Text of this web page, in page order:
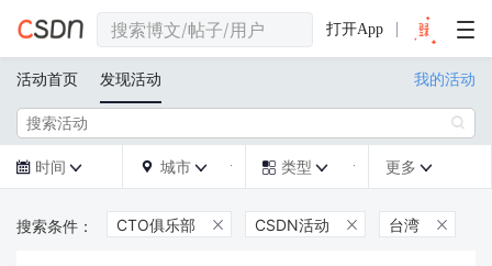
打开App
活动首页 发现活动 我的活动

 时间   城市   类型  更多 
CTO俱乐部  CSDN活动  台湾 